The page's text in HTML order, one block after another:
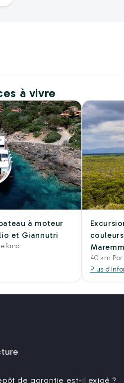
à vivre
à moteur
et Giannutri
40 km
Plus
de garantie est-il exigé ?